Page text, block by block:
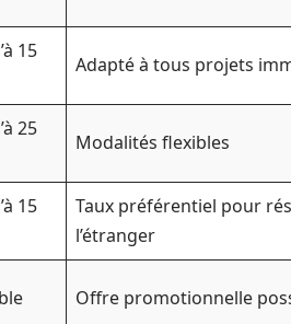
15
Adapté à tous projets
25
Modalités flexibles
15
Taux préférentiel pour
l’étranger
Offre promotionnelle